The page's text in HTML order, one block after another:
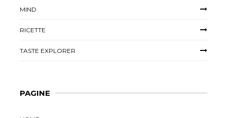
MIND
RICETTE
TASTE EXPLORER
PAGINE